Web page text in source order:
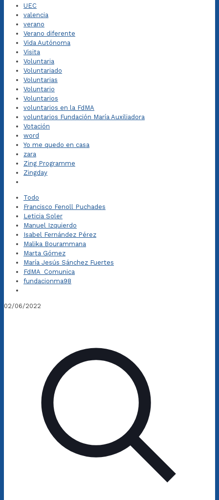
UEC
valencia
verano
Verano diferente
Vida Autónoma
Visita
Voluntaria
Voluntariado
Voluntarias
Voluntario
Voluntarios
voluntarios en la FdMA
voluntarios Fundación María Auxiliadora
Votación
word
Yo me quedo en casa
zara
Zing Programme
Zingday
Todo
Francisco Fenoll Puchades
Leticia Soler
Manuel Izquierdo
Isabel Fernández Pérez
Malika Bourammana
Marta Gómez
María Jesús Sánchez Fuertes
FdMA_Comunica
fundacionma98
02/06/2022